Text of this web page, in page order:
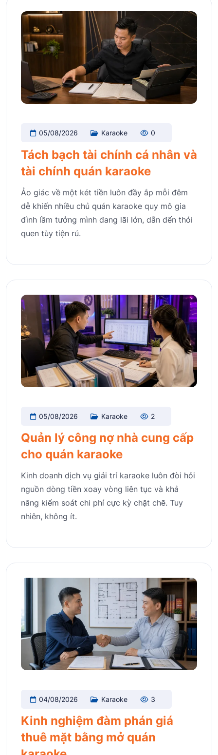
05/08/2026 Karaoke 0
Tách bạch tài chính cá nhân và
tài chính quán karaoke
Ảo giác về một két tiền luôn đầy ắp mỗi đêm
dễ khiến nhiều chủ quán karaoke quy mô gia
đình lầm tưởng mình đang lãi lớn, dẫn đến thói
quen tùy tiện rú.
05/08/2026 Karaoke 2
Quản lý công nợ nhà cung cấp
cho quán karaoke
Kinh doanh dịch vụ giải trí karaoke luôn đòi hỏi
nguồn dòng tiền xoay vòng liên tục và khả
năng kiểm soát chi phí cực kỳ chặt chẽ. Tuy
nhiên, không ít.
04/08/2026 Karaoke 3
Kinh nghiệm đàm phán giá
thuê mặt bằng mở quán